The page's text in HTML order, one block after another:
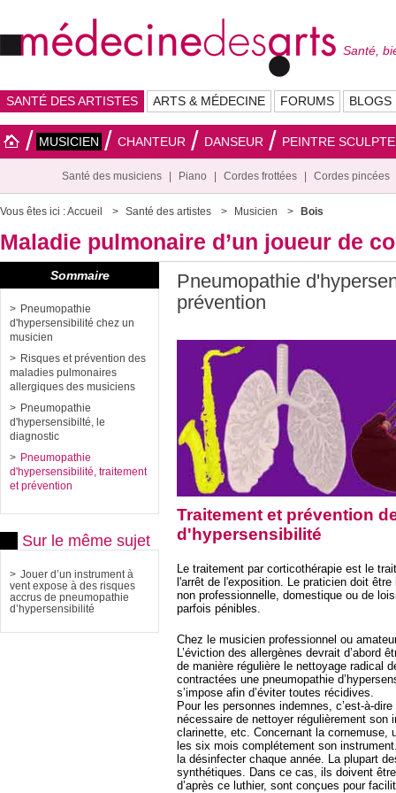
Santé,
SANTÉ DES ARTISTES ARTS & MÉDECINE FORUMS BLOGS
MUSICIEN CHANTEUR DANSEUR PEINTRE
Santé des musiciens Piano Cordes frottées Cordes pincées
Vous êtes ici :Accueil Santé des artistes Musicien Bois
Maladie pulmonaire d’un joueur de
Pneumopathie
prévention
Traitement et prévention
d'hypersensibilité
Le traitement par corticothérapie est le
l'arrêt de l'exposition. Le praticien doit
non professionnelle, domestique ou de
parfois pénibles.
Chez le musicien professionnel ou
L’éviction des allergènes devrait d’abord
de manière régulière le nettoyage radical
contractées une pneumopathie
s’impose afin d’éviter toutes récidives.
Pour les personnes indemnes, c’est-à-
nécessaire de nettoyer régulièrement
clarinette, etc. Concernant la cornemuse,
les six mois complétement son
la désinfecter chaque année. La plupart
synthétiques. Dans ce cas, ils doivent
d’après ce luthier, sont conçues pour
Sommaire
Pneumopathie
d'hypersensibilité chez un
musicien
Risques et prévention des
maladies pulmonaires
allergiques des musiciens
Pneumopathie
d'hypersensibilté, le
diagnostic
Pneumopathie
d'hypersensibilité, traitement
et prévention
Sur le même sujet
Jouer d’un instrument à
vent expose à des risques
accrus de pneumopathie
d’hypersensibilité